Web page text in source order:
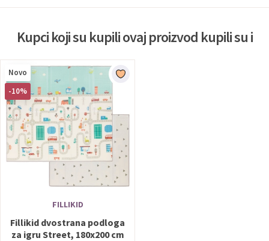
Kupci koji su kupili ovaj proizvod kupili su i
Novo
-10%
FILLIKID
Fillikid dvostrana podloga
za igru Street, 180x200 cm